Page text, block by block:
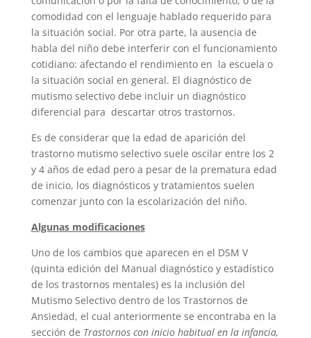
comodidad con el lenguaje hablado requerido para
la situación social. Por otra parte, la ausencia de
habla del niño debe interferir con el funcionamiento
cotidiano: afectando el rendimiento en la escuela o
la situación social en general. El diagnóstico de
mutismo selectivo debe incluir un diagnóstico
diferencial para descartar otros trastornos.
Es de considerar que la edad de aparición del
trastorno mutismo selectivo suele oscilar entre los 2
y 4 años de edad pero a pesar de la prematura edad
de inicio, los diagnósticos y tratamientos suelen
comenzar junto con la escolarización del niño.
Algunas modificaciones
Uno de los cambios que aparecen en el DSM V
(quinta edición del Manual diagnóstico y estadístico
de los trastornos mentales) es la inclusión del
Mutismo Selectivo dentro de los Trastornos de
Ansiedad, el cual anteriormente se encontraba en la
sección de Trastornos con inicio habitual en la infancia,